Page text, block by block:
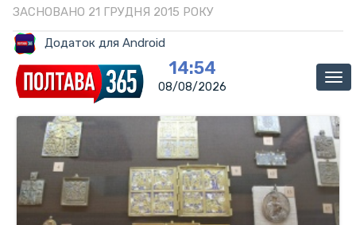
ЗАСНОВАНО 21 ГРУДНЯ 2015 РОКУ
Додаток для Android
14:54
08/08/2026